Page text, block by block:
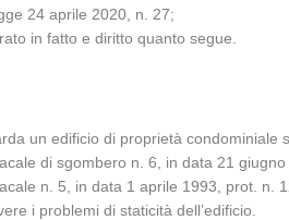
24 aprile 2020, n. 27;
in fatto e diritto quanto segue.
un edificio di proprietà condominiale
di sgombero n. 6, in data 21
n. 5, in data 1 aprile 1993, prot. n.
i problemi di staticità dell’edificio.